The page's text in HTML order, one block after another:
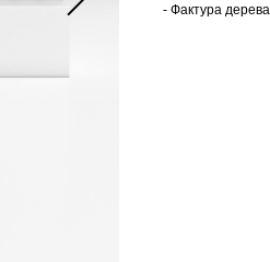
- Фактура